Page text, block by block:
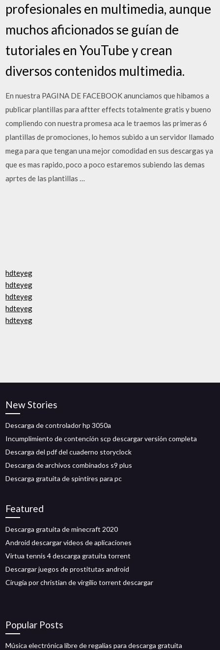
profesionales en multimedia, aunque
muchos aficionados se guían de
tutoriales en YouTube y crean
diversos contenidos multimedia.
En nuestra PAGINA DE FACEBOOK anunciamos que hibamos a
publicar plantillas para aftter effects totalmente gratis y bueno
compliendo con nuestra promesa aca le traemos las primeras 6
plantillas de promociones, lo hemos subido a un servidor llamado
mega para que tengan una mejor comodidad en sus descargas ya
que es mas rapido, poco a poco estaremos subiendo las demas
aprtes de las plantillas …
hdteyeg
hdteyeg
hdteyeg
hdteyeg
hdteyeg
New Stories
Descarga de controlador hp 3050a
Incumplimiento de contención scp descargar versión completa
Descarga del pdf del cuaderno storyclock
Descarga de archivos combinados s9 plus
Descarga gratuita de spintires para pc
Featured
Descarga gratuita de minecraft 2020
Android descargar videos de aplicaciones
Virtua tennis 4 descarga gratuita torrent
Descargar juegos de prostitutas android
Cirugía por christian de virgilio torrent descargar
Popular Posts
Música electrónica libre de regalías para descarga gratuita